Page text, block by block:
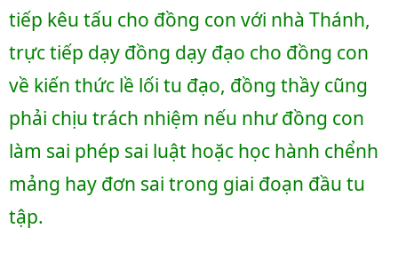
tiếp kêu tấu cho đồng con với nhà Thánh,
trực tiếp dạy đồng dạy đạo cho đồng con
về kiến thức lề lối tu đạo, đồng thầy cũng
phải chịu trách nhiệm nếu như đồng con
làm sai phép sai luật hoặc học hành chểnh
mảng hay đơn sai trong giai đoạn đầu tu
tập.